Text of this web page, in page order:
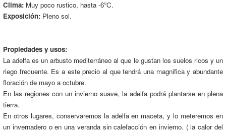
Clima: Muy poco rustico, hasta -6°C.
Exposición: Pleno sol.
Propiedades y usos:
La adelfa es un arbusto mediterráneo al que le gustan los suelos ricos y un
riego frecuente. Es a este precio al que tendrá una magnifica y abundante
floración de mayo a octubre.
En las regiones con un invierno suave, la adelfa podrá plantarse en plena
tierra.
En otros lugares, conservaremos la adelfa en maceta, y lo meteremos en
un invernadero o en una veranda sin calefacción en invierno. ( la calor del